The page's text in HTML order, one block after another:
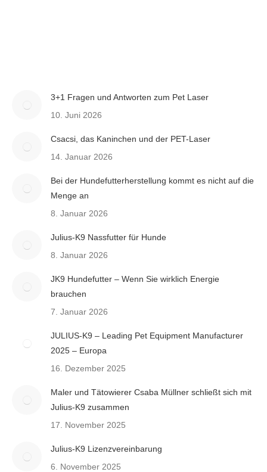
3+1 Fragen und Antworten zum Pet Laser
10. Juni 2026
Csacsi, das Kaninchen und der PET-Laser
14. Januar 2026
Bei der Hundefutterherstellung kommt es nicht auf die
Menge an
8. Januar 2026
Julius-K9 Nassfutter für Hunde
8. Januar 2026
JK9 Hundefutter – Wenn Sie wirklich Energie
brauchen
7. Januar 2026
JULIUS-K9 – Leading Pet Equipment Manufacturer
2025 – Europa
16. Dezember 2025
Maler und Tätowierer Csaba Müllner schließt sich mit
Julius-K9 zusammen
17. November 2025
Julius-K9 Lizenzvereinbarung
6. November 2025